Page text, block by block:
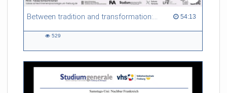
Between tradition and transformation: how owners, advisers and institutions co-create knowledge for resilient forests in Europe 54:13
54:13 duration
529